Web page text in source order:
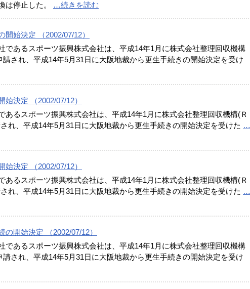
は停止した。
…続きを読む
始決定 （2002/07/12）
であるスポーツ振興株式会社は、平成14年1月に株式会社整理回収機構
され、平成14年5月31日に大阪地裁から更生手続きの開始決定を受け
決定 （2002/07/12）
あるスポーツ振興株式会社は、平成14年1月に株式会社整理回収機構(Ｒ
れ、平成14年5月31日に大阪地裁から更生手続きの開始決定を受けた …
決定 （2002/07/12）
あるスポーツ振興株式会社は、平成14年1月に株式会社整理回収機構(Ｒ
れ、平成14年5月31日に大阪地裁から更生手続きの開始決定を受けた …
開始決定 （2002/07/12）
であるスポーツ振興株式会社は、平成14年1月に株式会社整理回収機構
され、平成14年5月31日に大阪地裁から更生手続きの開始決定を受け